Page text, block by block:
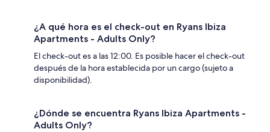
¿A qué hora es el check-out en Ryans Ibiza
Apartments - Adults Only?
El check-out es a las 12:00. Es posible hacer el check-out
después de la hora establecida por un cargo (sujeto a
disponibilidad).
¿Dónde se encuentra Ryans Ibiza Apartments -
Adults Only?